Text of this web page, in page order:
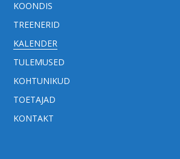
KOONDIS
TREENERID
KALENDER
TULEMUSED
KOHTUNIKUD
TOETAJAD
KONTAKT